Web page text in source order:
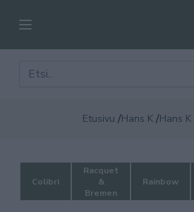
Etusivu /Hans K /Hans
Colibri
Racquet
&
Bremen
Rainbow